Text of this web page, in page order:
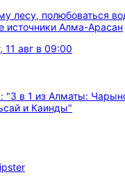
лесу, полюбоваться
источники Алма-Арасан
11 авг в 09:00